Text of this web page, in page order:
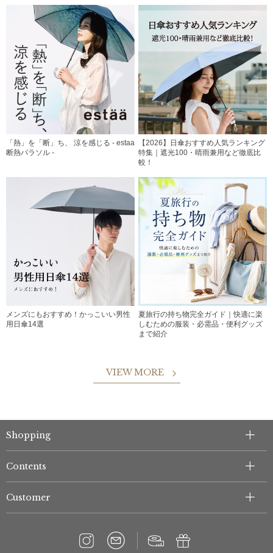
「熱」を「断」ち、 涼を感じる - estaa
断熱パラソル -
【2026】日傘おすすめ人気ランキング
特集｜遮光100・晴雨兼用など徹底比
較！
メンズにもおすすめ！かっこいい男性
用日傘14選
夏旅行の持ち物完全ガイド｜快適に楽
しむための服装・必需品・便利グッズ
まで紹介
VIEW MORE
Shopping
Contents
Customer